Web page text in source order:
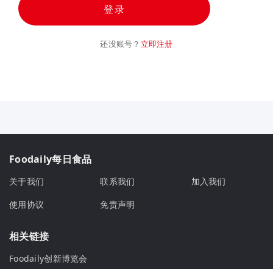
登录
还没账号？ 立即注册
Foodaily每日食品
关于我们 联系我们
加入我们
使用协议
免责声明
相关链接
Foodaily创新博览会